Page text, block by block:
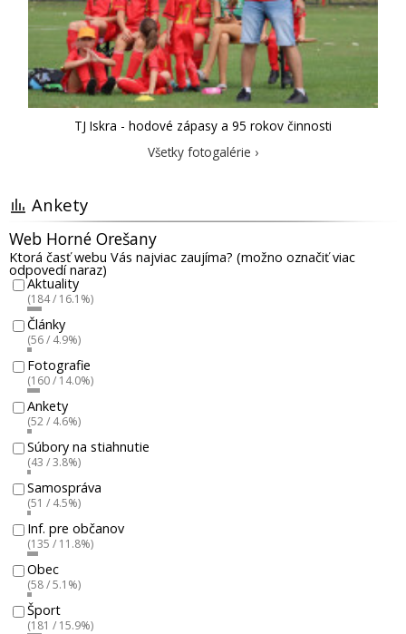
TJ Iskra - hodové zápasy a 95 rokov činnosti
Všetky fotogalérie ›
Ankety
Web Horné Orešany
Ktorá časť webu Vás najviac zaujíma? (možno označiť viac
odpovedí naraz)
Aktuality
(184 / 16.1%)
Články
(56 / 4.9%)
Fotografie
(160 / 14.0%)
Ankety
(52 / 4.6%)
Súbory na stiahnutie
(43 / 3.8%)
Samospráva
(51 / 4.5%)
Inf. pre občanov
(135 / 11.8%)
Obec
(58 / 5.1%)
Šport
(181 / 15.9%)